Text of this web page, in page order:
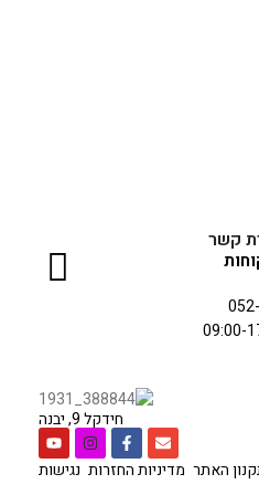
קשר
חידקל 9, יבנה
האתר מדיניות החזרות נגישות